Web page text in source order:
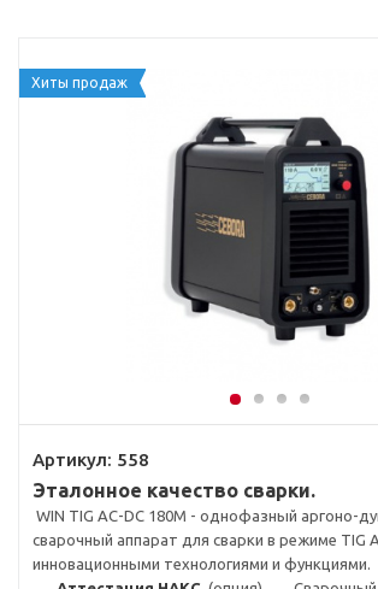
Хиты продаж
Артикул: 558
Эталонное качество сварки.
WIN TIG AC-DC 180M - однофазный аргоно-
сварочный аппарат для сварки в режиме TIG
инновационными технологиями и функциями.